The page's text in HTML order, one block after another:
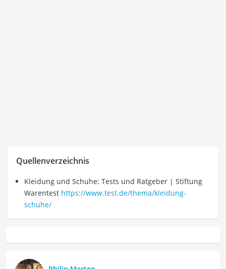
Quellenverzeichnis
Kleidung und Schuhe: Tests und Ratgeber | Stiftung
Warentest https://www.test.de/thema/kleidung-
schuhe/